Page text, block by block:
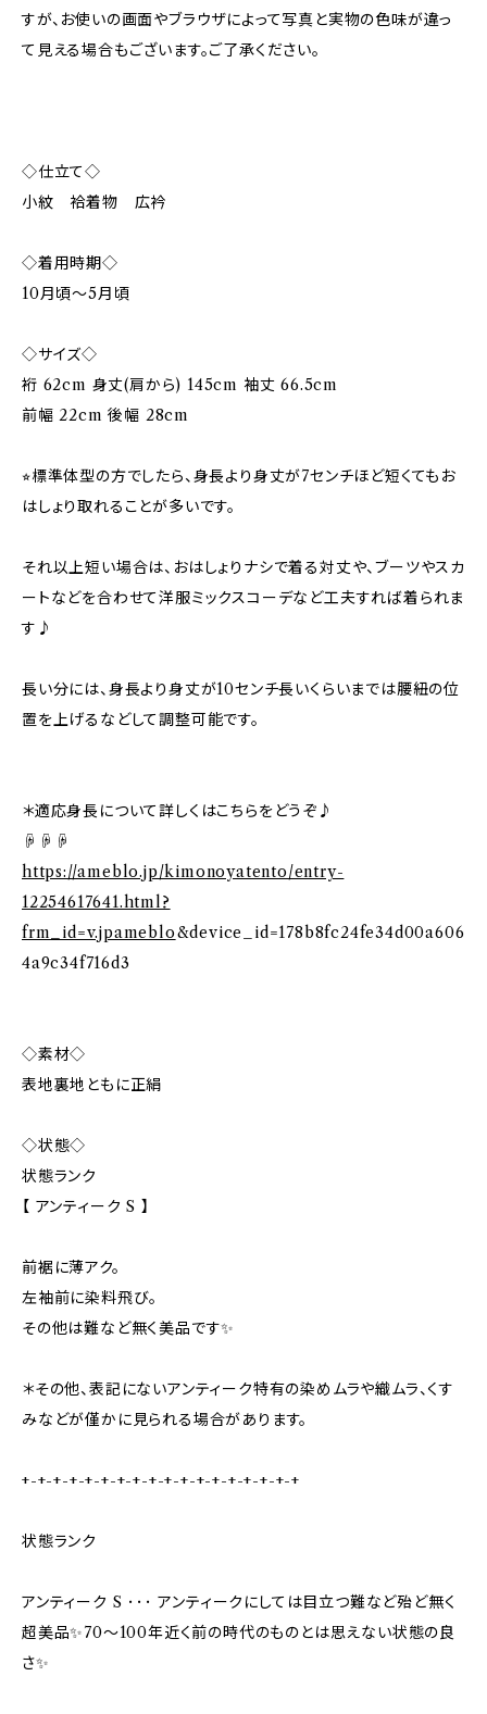
すが、お使いの画面やブラウザによって写真と実物の色味が違っ
て見える場合もございます。ご了承ください。
◇仕立て◇
小紋 袷着物 広衿
◇着用時期◇
10月頃〜5月頃
◇サイズ◇
裄 62cm 身丈(肩から) 145cm 袖丈 66.5cm
前幅 22cm 後幅 28cm
⭐︎標準体型の方でしたら、身長より身丈が7センチほど短くてもお
はしょり取れることが多いです。
それ以上短い場合は、おはしょりナシで着る対丈や、ブーツやスカ
ートなどを合わせて洋服ミックスコーデなど工夫すれば着られま
す♪
長い分には、身長より身丈が10センチ長いくらいまでは腰紐の位
置を上げるなどして調整可能です。
＊適応身長について詳しくはこちらをどうぞ♪
☟☟☟
https://ameblo.jp/kimonoyatento/entry-
12254617641.html?
frm_id=v.jpameblo&device_id=178b8fc24fe34d00a606
4a9c34f716d3
◇素材◇
表地裏地ともに正絹
◇状態◇
状態ランク
【 アンティーク S 】
前裾に薄アク。
左袖前に染料飛び。
その他は難など無く美品です✨
＊その他、表記にないアンティーク特有の染めムラや織ムラ、くす
みなどが僅かに見られる場合があります。
+-+-+-+-+-+-+-+-+-+-+-+-+-+-+-+-+-+
状態ランク
アンティーク S ･･･ アンティークにしては目立つ難など殆ど無く
超美品✨70〜100年近く前の時代のものとは思えない状態の良
さ✨